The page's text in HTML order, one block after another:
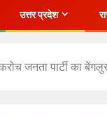
उत्तर प्रदेश
जनता पार्टी का